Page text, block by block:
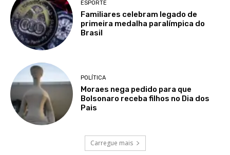
ESPORTE
Familiares celebram legado de
primeira medalha paralímpica do
Brasil
POLÍTICA
Moraes nega pedido para que
Bolsonaro receba filhos no Dia dos
Pais
Carregue mais